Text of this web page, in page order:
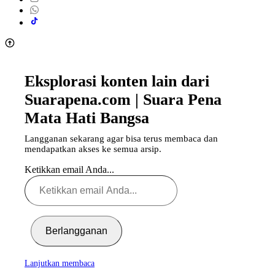
Eksplorasi konten lain dari
Suarapena.com | Suara Pena
Mata Hati Bangsa
Langganan sekarang agar bisa terus membaca dan
mendapatkan akses ke semua arsip.
Ketikkan email Anda...
Berlangganan
Lanjutkan membaca